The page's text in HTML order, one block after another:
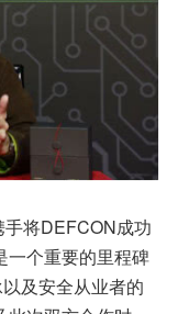
将DEFCON成功
一个重要的里程碑
及安全从业者的